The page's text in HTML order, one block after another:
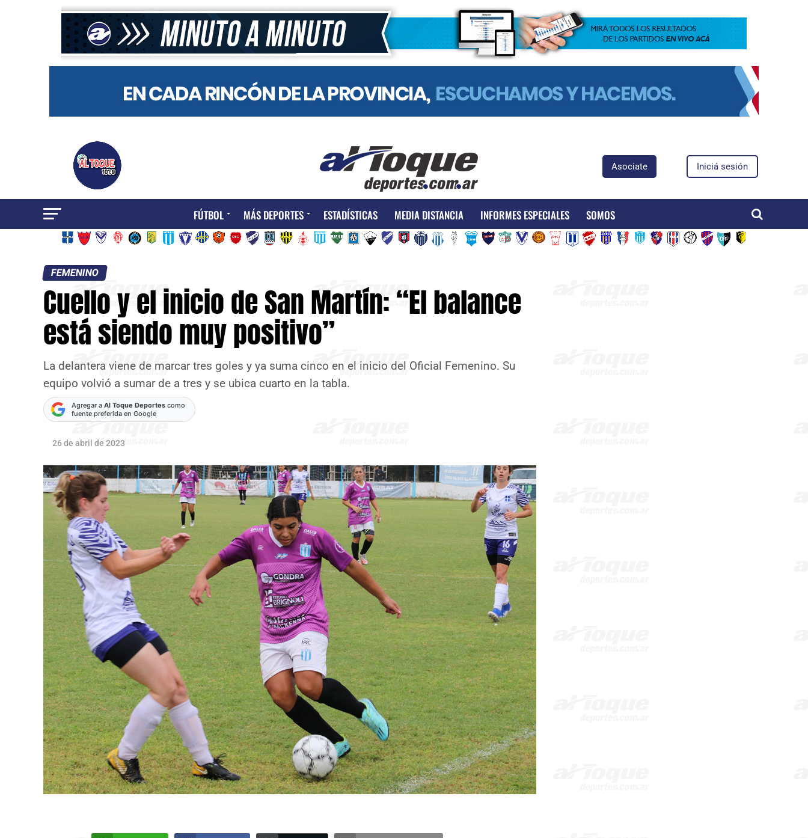
Asociate Iniciá sesión
FÚTBOL MÁS DEPORTES ESTADÍSTICAS MEDIA DISTANCIA INFORMES ESPECIALES SOMOS
FEMENINO
Cuello y el inicio de San Martín: “El balance
está siendo muy positivo”
La delantera viene de marcar tres goles y ya suma cinco en el inicio del Oficial Femenino. Su
equipo volvió a sumar de a tres y se ubica cuarto en la tabla.
Agregar a Al Toque Deportes como
fuente preferida en Google
26 de abril de 2023